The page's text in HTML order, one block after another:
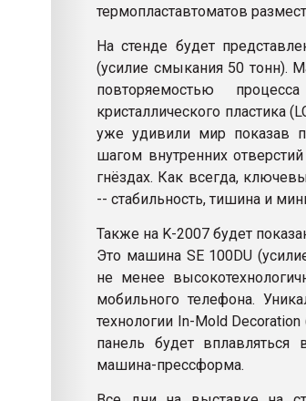
термопластавтоматов
На стенде будет
(усилие смыкания 50 тонн).
повторяемостью
кристаллического пластика
уже удивили мир показав
шагом внутренних
гнёздах. Как всегда,
-- стабильность, тишина и
Также на K-2007 будет
Это машина SE 100DU
не менее
мобильного телефона.
технологии In-Mold
панель будет
машина-прессформа.